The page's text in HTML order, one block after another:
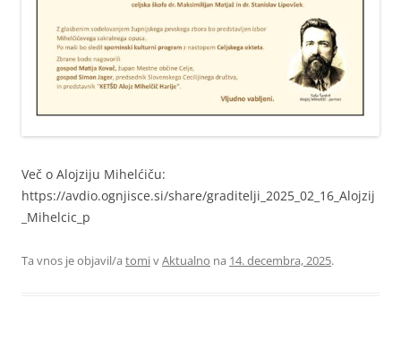
Več o Alojziju Mihelćiču:
https://avdio.ognjisce.si/share/graditelji_2025_02_16_Alojzij
_Mihelcic_p
Ta vnos je objavil/a tomivAktualno na 14. decembra, 2025.